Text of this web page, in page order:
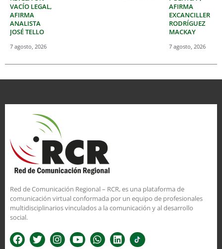
VACÍO LEGAL,
AFIRMA
ANALISTA
JOSÉ TELLO
7 agosto, 2026
AFIRMA
EXCANCILLER
RODRÍGUEZ
MACKAY
7 agosto, 2026
Red de Comunicación Regional – RCR, es una plataforma de
comunicación virtual conformada por un equipo de profesionales
multidisciplinarios vinculados a la comunicación y al desarrollo
social.